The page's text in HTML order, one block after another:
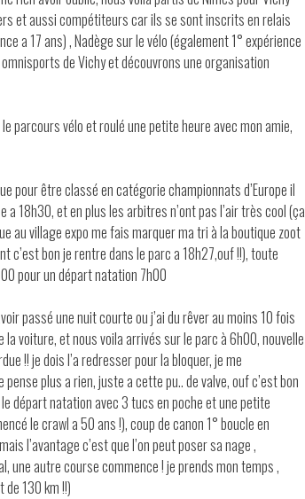
et aussi compétiteurs car ils se sont inscrits en relais
a 17 ans) , Nadège sur le vélo (également 1° expérience
de Vichy et découvrons une organisation
parcours vélo et roulé une petite heure avec mon amie,
pour être classé en catégorie championnats d’Europe il
18h30, et en plus les arbitres n’ont pas l’air très cool (ça
au village expo me fais marquer ma tri à la boutique zoot
c’est bon je rentre dans le parc a 18h27,ouf !!), toute
pour un départ natation 7h00
passé une nuit courte ou j’ai du rêver au moins 10 fois
voiture, et nous voila arrivés sur le parc à 6h00, nouvelle
!! je dois l’a redresser pour la bloquer, je me
plus a rien, juste a cette pu.. de valve, ouf c’est bon
départ natation avec 3 tucs en poche et une petite
le crawl a 50 ans !), coup de canon 1° boucle en
l’avantage c’est que l’on peut poser sa nage ,
une autre course commence ! je prends mon temps ,
130 km !!)